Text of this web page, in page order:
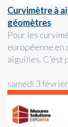
Curvimètre à
géomètres
Pour les
européenne en
aiguilles. C’est
samedi 3